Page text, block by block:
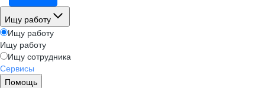
Ищу работу
Ищу работу
Ищу работу
Ищу сотрудника
Сервисы
Помощь